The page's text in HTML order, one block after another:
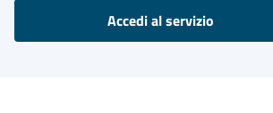
Accedi al servizio